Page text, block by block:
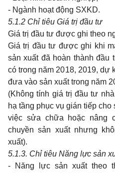
- Ngành hoạt động SXKD.
5.1.2 Chỉ tiêu Giá trị đầu tư
Giá trị đầu tư được ghi theo
Giá trị đầu tư được ghi khi
sản xuất đã hoàn thành đầu
có trong năm 2018, 2019, dự
đưa vào sản xuất trong năm
(Không tính giá trị đầu tư
hạ tầng phục vụ gián tiếp
việc sửa chữa hoặc nâng
chuyền sản xuất nhưng
xuất).
5.1.3. Chỉ tiêu Năng lực sản
- Năng lực sản xuất theo